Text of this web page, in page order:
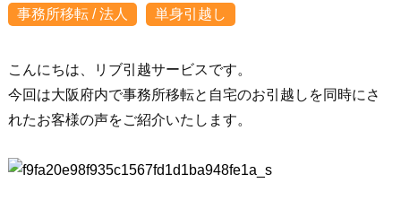
事務所移転 / 法人
単身引越し
こんにちは、リブ引越サービスです。
今回は大阪府内で事務所移転と自宅のお引越しを同時にさ
れたお客様の声をご紹介いたします。